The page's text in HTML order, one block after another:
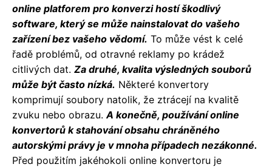
online platforem pro konverzi hostí škodlivý
software, který se může nainstalovat do vašeho
zařízení bez vašeho vědomí. To může vést k celé
řadě problémů, od otravné reklamy po krádež
citlivých dat. Za druhé, kvalita výsledných souborů
může být často nízká. Některé konvertory
komprimují soubory natolik, že ztrácejí na kvalitě
zvuku nebo obrazu.A konečně, používání online
konvertorů k stahování obsahu chráněného
autorskými právy je v mnoha případech nezákonné.
Před použitím jakéhokoli online konvertoru je